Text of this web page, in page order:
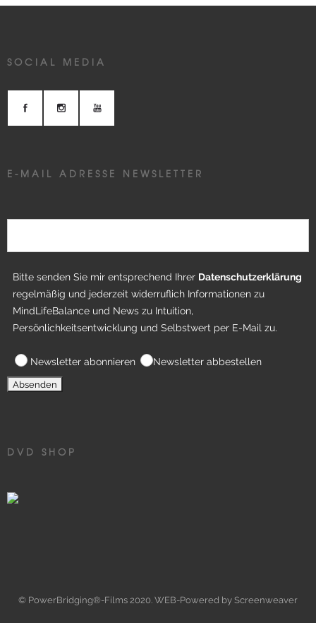
SOCIAL MEDIA
E-MAIL ADRESSE NEWSLETTER
Bitte senden Sie mir entsprechend Ihrer Datenschutzerklärung
regelmäßig und jederzeit widerruflich Informationen zu
MindLifeBalance und News zu Intuition,
Persönlichkeitsentwicklung und Selbstwert per E-Mail zu.
Newsletter abonnieren Newsletter abbestellen
DVD SHOP
© PowerBridging®-Films 2020. WEB-Powered by Screenweaver